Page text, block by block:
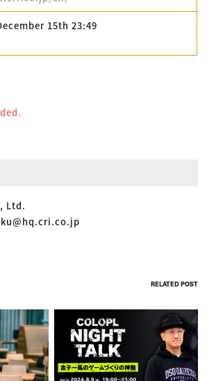
15th 23:49
Ltd.
RELATED POST